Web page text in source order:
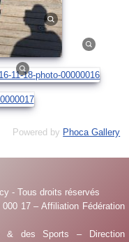
Powered by Phoca Gallery
- Tous droits réservés
17 – Affiliation Fédération
& des Sports – Direction